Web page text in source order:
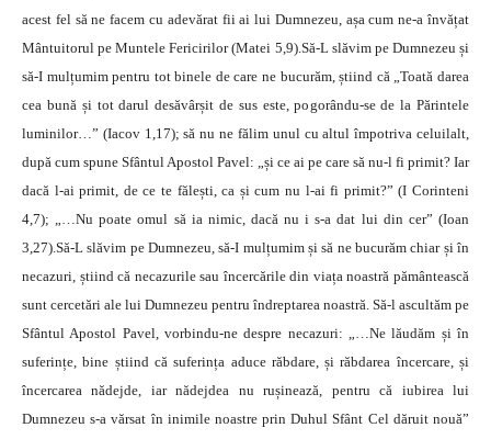
acest fel să ne facem cu adevărat fii ai lui Dumnezeu, așa cum ne-a învățat
Mântuitorul pe Muntele Fericirilor (Matei 5,9).Să-L slăvim pe Dumnezeu și
să-I mulțumim pentru tot binele de care ne bucurăm, știind că „Toată darea
cea bună și tot darul desăvârșit de sus este, pogorându-se de la Părintele
luminilor…” (Iacov 1,17); să nu ne fălim unul cu altul împotriva celuilalt,
după cum spune Sfântul Apostol Pavel: „și ce ai pe care să nu-l fi primit? Iar
dacă l-ai primit, de ce te fălești, ca și cum nu l-ai fi primit?” (I Corinteni
4,7); „…Nu poate omul să ia nimic, dacă nu i s-a dat lui din cer” (Ioan
3,27).Să-L slăvim pe Dumnezeu, să-I mulțumim și să ne bucurăm chiar și în
necazuri, știind că necazurile sau încercările din viața noastră pământească
sunt cercetări ale lui Dumnezeu pentru îndreptarea noastră. Să-l ascultăm pe
Sfântul Apostol Pavel, vorbindu-ne despre necazuri: „…Ne lăudăm și în
suferințe, bine știind că suferința aduce răbdare, și răbdarea încercare, și
încercarea nădejde, iar nădejdea nu rușinează, pentru că iubirea lui
Dumnezeu s-a vărsat în inimile noastre prin Duhul Sfânt Cel dăruit nouă”